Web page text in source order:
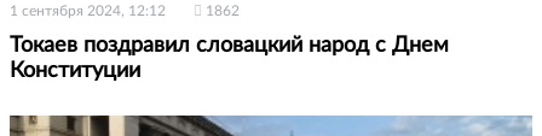
1 сентября 2024, 12:12 1862
Токаев поздравил словацкий народ с Днем
Конституции